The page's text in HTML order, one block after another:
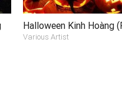
Various Artist